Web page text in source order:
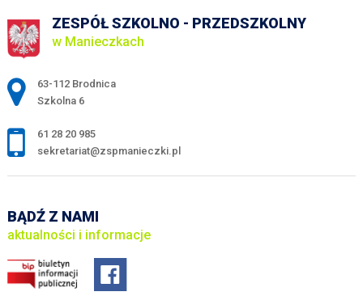
ZESPÓŁ SZKOLNO - PRZEDSZKOLNY
w Manieczkach
Adres pocztowy:
63-112 Brodnica
Szkolna 6
61 28 20 985
sekretariat@zspmanieczki.pl
BĄDŹ Z NAMI
aktualności i informacje